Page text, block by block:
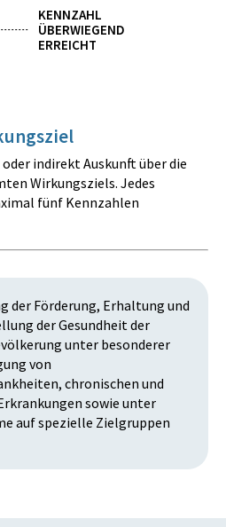
KENNZAHL
ÜBERWIEGEND
ERREICHT
indirekt Auskunft über die
Wirkungsziels. Jedes
fünf Kennzahlen
der Förderung, Erhaltung und
der Gesundheit der
unter besonderer
von
chronischen und
sowie unter
auf spezielle Zielgruppen